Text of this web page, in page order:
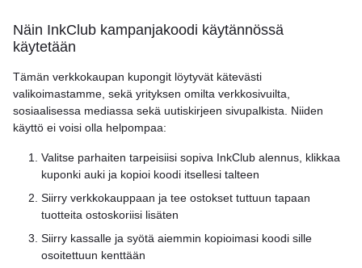
Näin InkClub kampanjakoodi käytännössä
käytetään
Tämän verkkokaupan kupongit löytyvät kätevästi
valikoimastamme, sekä yrityksen omilta verkkosivuilta,
sosiaalisessa mediassa sekä uutiskirjeen sivupalkista. Niiden
käyttö ei voisi olla helpompaa:
Valitse parhaiten tarpeisiisi sopiva InkClub alennus, klikkaa
kuponki auki ja kopioi koodi itsellesi talteen
Siirry verkkokauppaan ja tee ostokset tuttuun tapaan
tuotteita ostoskoriisi lisäten
Siirry kassalle ja syötä aiemmin kopioimasi koodi sille
osoitettuun kenttään